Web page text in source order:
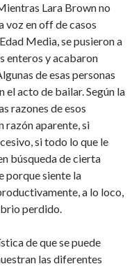
Lara Brown no
voz en off de casos
Media, se pusieron a
enteros y acabaron
de esas personas
el acto de bailar. Según la
razones de esos
razón aparente, si
si todo lo que le
búsqueda de cierta
porque siente la
a lo loco,
perdido.
de que se puede
las diferentes